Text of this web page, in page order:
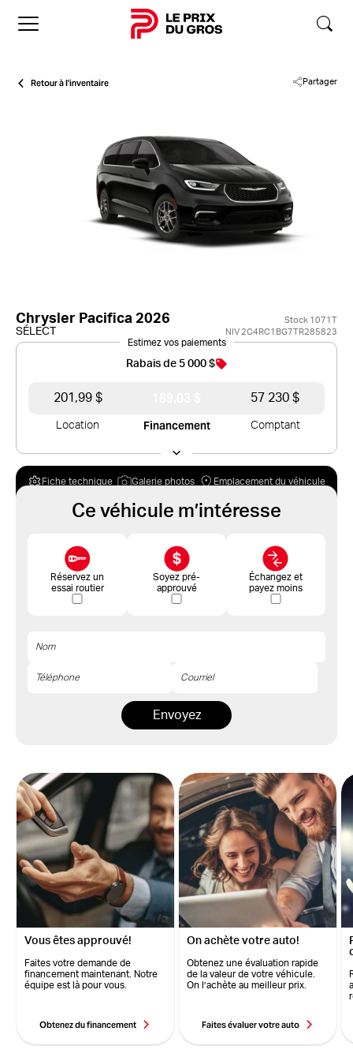
Accueil
Retour à l'inventaire Partager
Chrysler Pacifica 2026 Stock 1071T
SÉLECT NIV 2C4RC1BG7TR285823
Estimez vos paiements
Rabais de 5 000 $
201,99 $ 57 230 $
Location Financement Comptant
Fiche technique Galerie photos Emplacement du véhicule
Ce véhicule m’intéresse
Réservez un
essai routier
Soyez pré-
approuvé
Échangez et
payez moins
Envoyez
Vous êtes approuvé!
Faites votre demande de
financement maintenant. Notre
équipe est là pour vous.
Obtenez du financement
On achète votre auto!
Obtenez une évaluation rapide
de la valeur de votre véhicule.
On l’achète au meilleur prix.
Faites évaluer votre auto